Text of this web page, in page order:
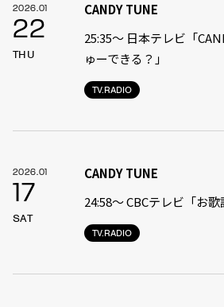
2026.01
22
THU
TV.RADIO
CANDY TUNE
25:35〜 日本テレビ「
ゅーできる？」
2026.01
17
SAT
TV.RADIO
CANDY TUNE
24:58〜 CBCテレビ「お歌